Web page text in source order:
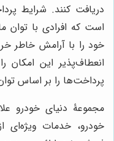
دریافت کنند. شرایط
است که افرادی با توان
خود را با آرامش خاطر
انعطاف‌پذیر این
پرداخت‌ها را بر اساس
مجموعۀ دنیای خودرو
خودرو، خدمات ویژه‌ای